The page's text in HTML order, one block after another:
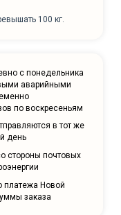
100 кг.
с понедельника
аварийными
по воскресеньям
в тот же
день
стороны почтовых
платежа Новой
заказа